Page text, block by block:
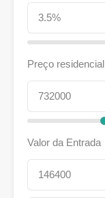
Preço residencial
Valor da Entrada